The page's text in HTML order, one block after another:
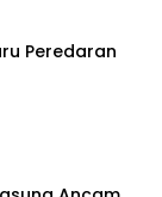
Peredaran